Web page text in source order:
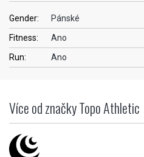
Gender:
Pánské
Fitness:
Ano
Run:
Ano
Více od značky Topo Athletic